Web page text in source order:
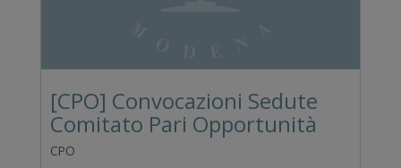
[CPO] Convocazioni Sedute
Comitato Pari Opportunità
CPO